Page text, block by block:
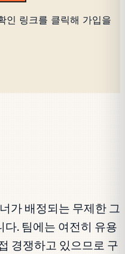
링크를 클릭해 가입을
가 배정되는 무제한 그
다. 팀에는 여전히 유용
경쟁하고 있으므로 구